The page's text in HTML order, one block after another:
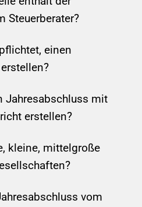
Steuerberater?
einen
Jahresabschluss mit
erstellen?
kleine, mittelgroße
vom